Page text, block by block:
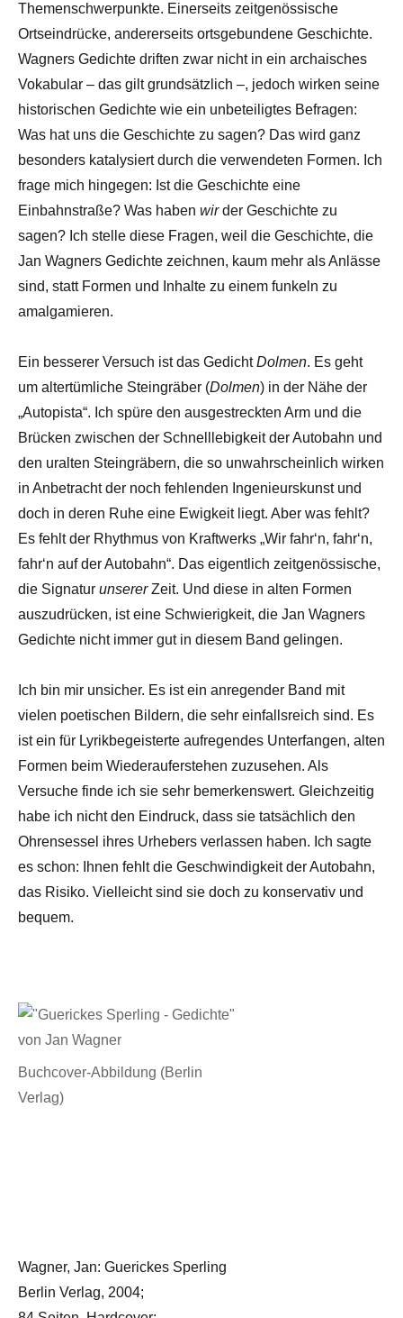
Themenschwerpunkte. Einerseits zeitgenössische
Ortseindrücke, andererseits ortsgebundene Geschichte.
Wagners Gedichte driften zwar nicht in ein archaisches
Vokabular – das gilt grundsätzlich –, jedoch wirken seine
historischen Gedichte wie ein unbeteiligtes Befragen:
Was hat uns die Geschichte zu sagen? Das wird ganz
besonders katalysiert durch die verwendeten Formen. Ich
frage mich hingegen: Ist die Geschichte eine
Einbahnstraße? Was haben wirder Geschichte zu
sagen? Ich stelle diese Fragen, weil die Geschichte, die
Jan Wagners Gedichte zeichnen, kaum mehr als Anlässe
sind, statt Formen und Inhalte zu einem funkeln zu
amalgamieren.
Ein besserer Versuch ist das GedichtDolmen. Es geht
um altertümliche Steingräber (Dolmen) in der Nähe der
„Autopista“. Ich spüre den ausgestreckten Arm und die
Brücken zwischen der Schnelllebigkeit der Autobahn und
den uralten Steingräbern, die so unwahrscheinlich wirken
in Anbetracht der noch fehlenden Ingenieurskunst und
doch in deren Ruhe eine Ewigkeit liegt. Aber was fehlt?
Es fehlt der Rhythmus von Kraftwerks „Wir fahr‘n, fahr‘n,
fahr‘n auf der Autobahn“. Das eigentlich zeitgenössische,
die Signatur unsererZeit. Und diese in alten Formen
auszudrücken, ist eine Schwierigkeit, die Jan Wagners
Gedichte nicht immer gut in diesem Band gelingen.
Ich bin mir unsicher. Es ist ein anregender Band mit
vielen poetischen Bildern, die sehr einfallsreich sind. Es
ist ein für Lyrikbegeisterte aufregendes Unterfangen, alten
Formen beim Wiederauferstehen zuzusehen. Als
Versuche finde ich sie sehr bemerkenswert. Gleichzeitig
habe ich nicht den Eindruck, dass sie tatsächlich den
Ohrensessel ihres Urhebers verlassen haben. Ich sagte
es schon: Ihnen fehlt die Geschwindigkeit der Autobahn,
das Risiko. Vielleicht sind sie doch zu konservativ und
bequem.
Buchcover-Abbildung (Berlin
Verlag)
Wagner, Jan: Guerickes Sperling
Berlin Verlag, 2004;